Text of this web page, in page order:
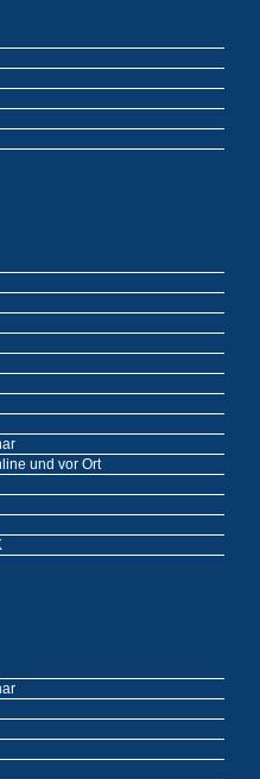
und vor Ort